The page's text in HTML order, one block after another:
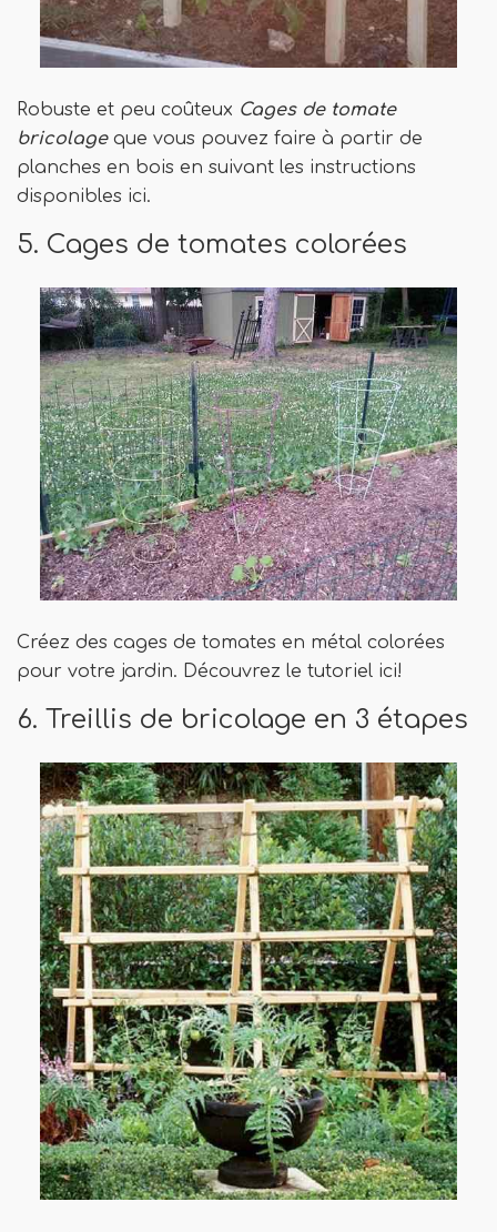
Robuste et peu coûteux Cages de tomate
bricolageque vous pouvez faire à partir de
planches en bois en suivant les instructions
disponibles ici.
5. Cages de tomates colorées
Créez des cages de tomates en métal colorées
pour votre jardin. Découvrez le tutoriel ici!
6. Treillis de bricolage en 3 étapes